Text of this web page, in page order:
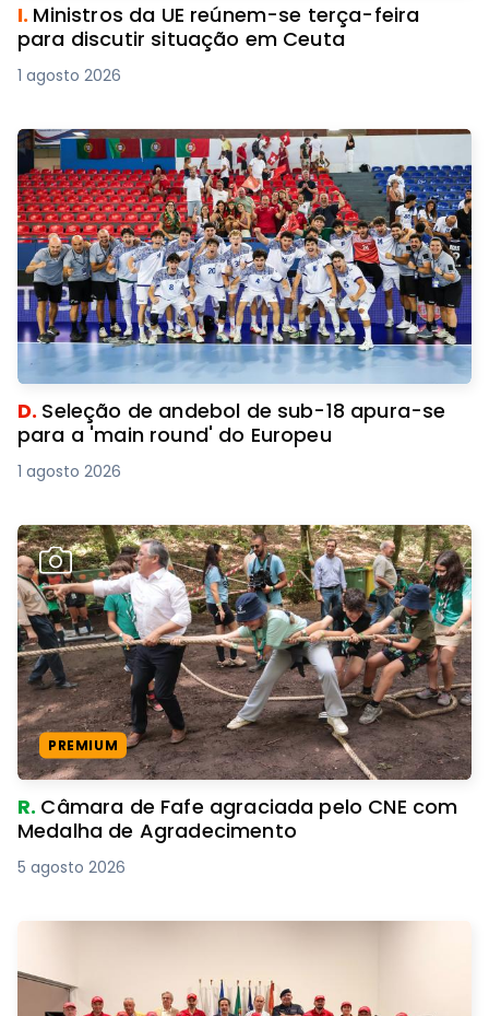
I. Ministros da UE reúnem-se terça-feira
para discutir situação em Ceuta
1 agosto 2026
D. Seleção de andebol de sub-18 apura-se
para a 'main round' do Europeu
1 agosto 2026
PREMIUM
R. Câmara de Fafe agraciada pelo CNE com
Medalha de Agradecimento
5 agosto 2026